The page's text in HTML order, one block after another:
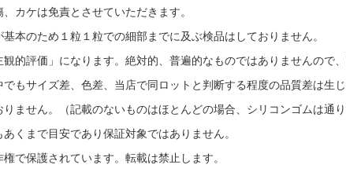
カケは免責とさせていただきます。
本のため１粒１粒での細部までに及ぶ検品はしておりません。
的評価」になります。絶対的、普遍的なものではありませんので
もサイズ差、色差、当店で同ロットと判断する程度の品質差は生じ
ません。（記載のないものはほとんどの場合、シリコンゴムは通
くまで目安であり保証対象ではありません。
で保護されています。転載は禁止します。